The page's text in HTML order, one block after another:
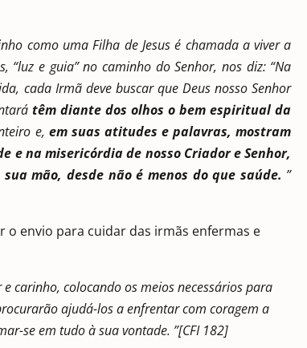
como uma Filha de Jesus é chamada a viver a
“luz e guia” no caminho do Senhor, nos diz: “Na
cada Irmã deve buscar que Deus nosso Senhor
têm diante dos olhos o bem espiritual da
e, em suas atitudes e palavras, mostram
e na misericórdia de nosso Criador e Senhor,
mão, desde não é menos do que saúde. ”
envio para cuidar das irmãs enfermas e
carinho, colocando os meios necessários para
ajudá-los a enfrentar com coragem a
se em tudo à sua vontade. ”[CFI 182]